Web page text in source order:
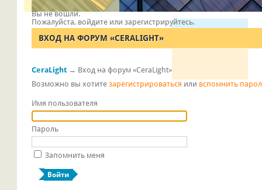
Вы не вошли.
Пожалуйста, войдите или зарегистрируйтесь.
ВХОД НА ФОРУМ «CERALIGHT»
CeraLight → Вход на форум «CeraLight»
Возможно вы хотитезарегистрироваться или вспомнить
Имя пользователя
Пароль
Запомнить меня